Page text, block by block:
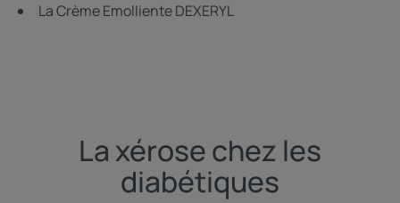
La Crème Emolliente DEXERYL
La xérose chez les
diabétiques